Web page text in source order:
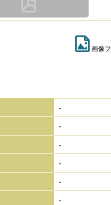
画像
-
-
-
-
-
-